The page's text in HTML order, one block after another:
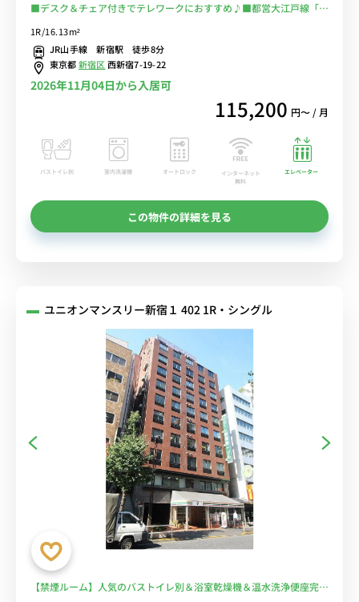
■デスク＆チェア付きでテレワークにおすすめ♪■都営大江戸線「新
ニ至近/SOMPO美術館もすぐ近く/休日は新宿中央公園でのんびり過
ごすのもおすすめ■選べるWi-Fi格安レンタル中！
1R/16.13m²
JR山手線 新宿駅 徒歩8分
東京都新宿区西新宿7-19-22
2026年11月04日から入居可
115,200 円〜 / 月
バストイレ別 室内洗濯機 オートロック
インターネット
無料
エレベーター
この物件の詳細を見る
ユニオンマンスリー新宿１ 402 1R・シングル
【禁煙ルーム】人気のバストイレ別＆浴室乾燥機＆温水洗浄便座完備